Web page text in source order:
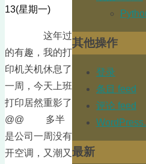
13(星期一)
这年过
的有趣，我的打
印机关机休息了
一周，今天上班
打印居然重影了
@@ 多半
是公司一周没有
开空调，又潮又
其他操作
登录
条目 feed
评论 feed
最新